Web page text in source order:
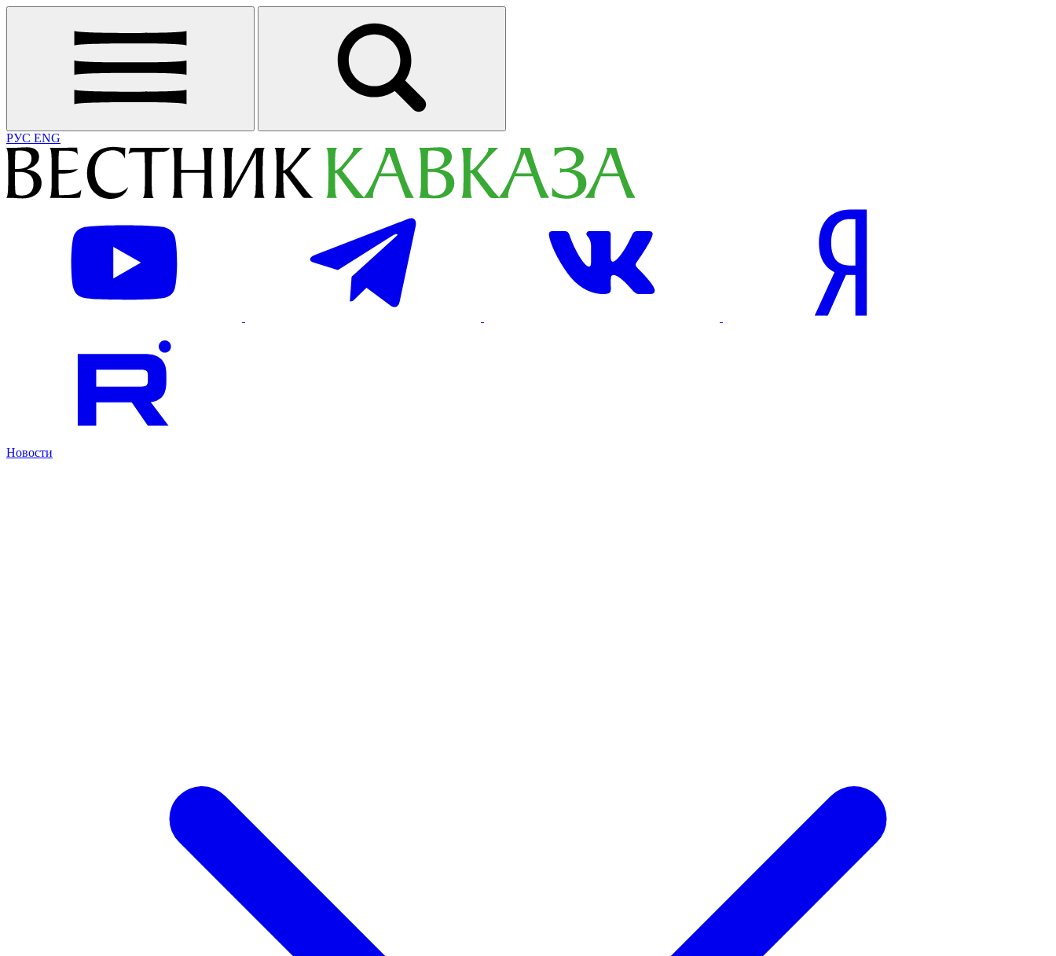
РУС ENG
Новости